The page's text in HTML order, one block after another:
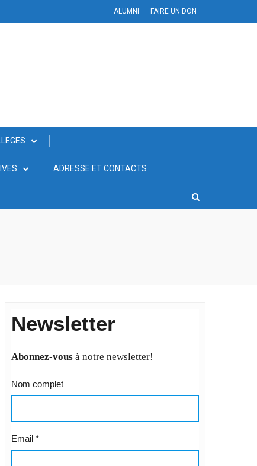
ALUMNI FAIRE UN DON
ADRESSE ET CONTACTS
Newsletter
Abonnez-vousà notre newsletter!
Nom complet
Email *